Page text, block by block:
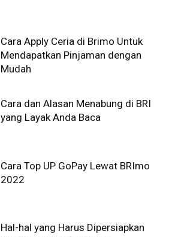
Cara Apply Ceria di Brimo Untuk
Mendapatkan Pinjaman dengan
Mudah
Cara dan Alasan Menabung di BRI
yang Layak Anda Baca
Cara Top UP GoPay Lewat BRImo
2022
Hal-hal yang Harus Dipersiapkan